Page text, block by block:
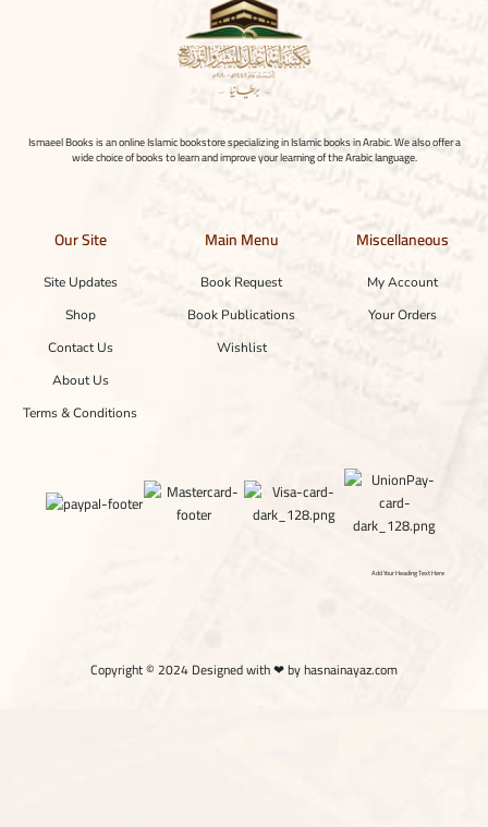
Ismaeel Books is an online Islamic bookstore specializing in Islamic books in Arabic. We also offer a
wide choice of books to learn and improve your learning of the Arabic language.
Our Site
Site Updates
Shop
Contact Us
About Us
Terms & Conditions
Main Menu
Book Request
Book Publications
Wishlist
Miscellaneous
My Account
Your Orders
Add Your Heading Text Here
Copyright © 2024 Designed with ❤ by hasnainayaz.com